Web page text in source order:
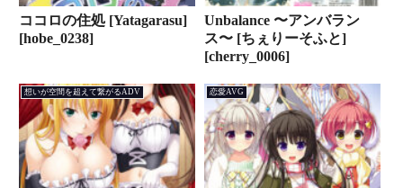
ココロの住処 [Yatagarasu]
[hobe_0238]
Unbalance 〜アンバラン
ス〜 [ちぇりーそふと]
[cherry_0006]
想いが空間を超えて繋がるADV 恋愛AVG